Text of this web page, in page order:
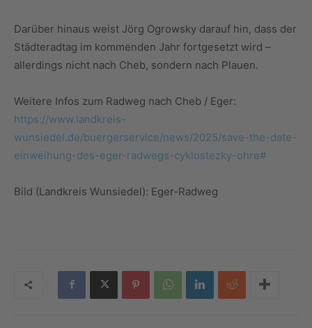
Darüber hinaus weist Jörg Ogrowsky darauf hin, dass der
Städteradtag im kommenden Jahr fortgesetzt wird –
allerdings nicht nach Cheb, sondern nach Plauen.
Weitere Infos zum Radweg nach Cheb / Eger:
https://www.landkreis-
wunsiedel.de/buergerservice/news/2025/save-the-date-
einweihung-des-eger-radwegs-cyklostezky-ohre#
Bild (Landkreis Wunsiedel): Eger-Radweg